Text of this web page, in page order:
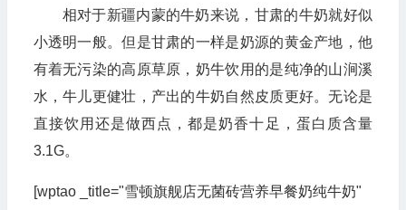
相对于新疆内蒙的牛奶来说，甘肃的牛奶就好似
小透明一般。但是甘肃的一样是奶源的黄金产地，他
有着无污染的高原草原，奶牛饮用的是纯净的山涧溪
水，牛儿更健壮，产出的牛奶自然皮质更好。无论是
直接饮用还是做西点，都是奶香十足，蛋白质含量
3.1G。
[wptao _title="雪顿旗舰店无菌砖营养早餐奶纯牛奶"